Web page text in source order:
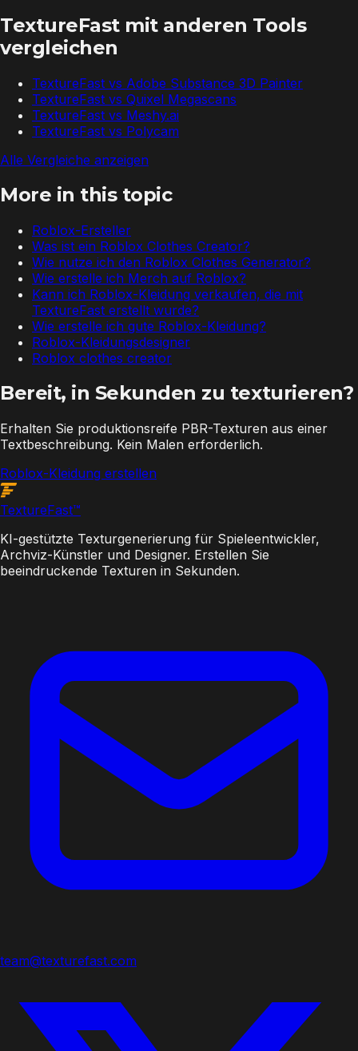
TextureFast mit anderen Tools
vergleichen
TextureFast vs Adobe Substance 3D Painter
TextureFast vs Quixel Megascans
TextureFast vs Meshy.ai
TextureFast vs Polycam
Alle Vergleiche anzeigen
More in this topic
Roblox-Ersteller
Was ist ein Roblox Clothes Creator?
Wie nutze ich den Roblox Clothes Generator?
Wie erstelle ich Merch auf Roblox?
Kann ich Roblox-Kleidung verkaufen, die mit
TextureFast erstellt wurde?
Wie erstelle ich gute Roblox-Kleidung?
Roblox-Kleidungsdesigner
Roblox clothes creator
Bereit, in Sekunden zu texturieren?
Erhalten Sie produktionsreife PBR-Texturen aus einer
Textbeschreibung. Kein Malen erforderlich.
Roblox-Kleidung erstellen
TextureFast™
KI-gestützte Texturgenerierung für Spieleentwickler,
Archviz-Künstler und Designer. Erstellen Sie
beeindruckende Texturen in Sekunden.
team@texturefast.com